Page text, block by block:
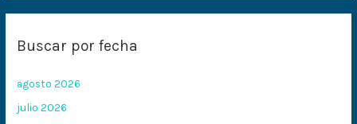
Buscar por fecha
agosto 2026
julio 2026